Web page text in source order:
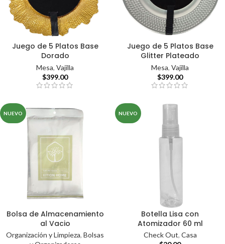
Juego de 5 Platos Base
Dorado
Mesa, Vajilla
$399.00
Juego de 5 Platos Base
Glitter Plateado
Mesa, Vajilla
$399.00
NUEVO
Bolsa de Almacenamiento
al Vacio
Organización y Limpieza, Bolsas
NUEVO
Botella Lisa con
Atomizador 60 ml
Check Out, Casa